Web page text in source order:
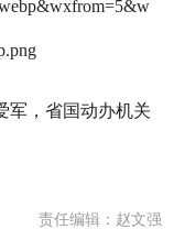
军，省国动办机关
责任编辑：赵文强